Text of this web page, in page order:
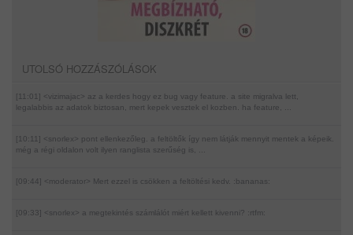
UTOLSÓ HOZZÁSZÓLÁSOK
[11:01] <vizimajac> az a kerdes hogy ez bug vagy feature. a site migralva lett,
legalabbis az adatok biztosan, mert kepek vesztek el kozben. ha feature, ...
[10:11] <snorlex> pont ellenkezőleg. a feltöltők így nem látják mennyit mentek a képeik.
még a régi oldalon volt ilyen ranglista szerűség is, ...
[09:44] <moderator> Mert ezzel is csökken a feltöltési kedv. :bananas:
[09:33] <snorlex> a megtekintés számlálót miért kellett kivenni? :rtfm: